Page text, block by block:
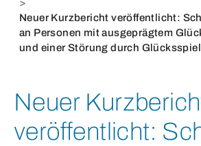
Neuer Kurzbericht veröffentlicht:
an Personen mit ausgeprägtem
und einer Störung durch
Neuer
veröffentlicht: